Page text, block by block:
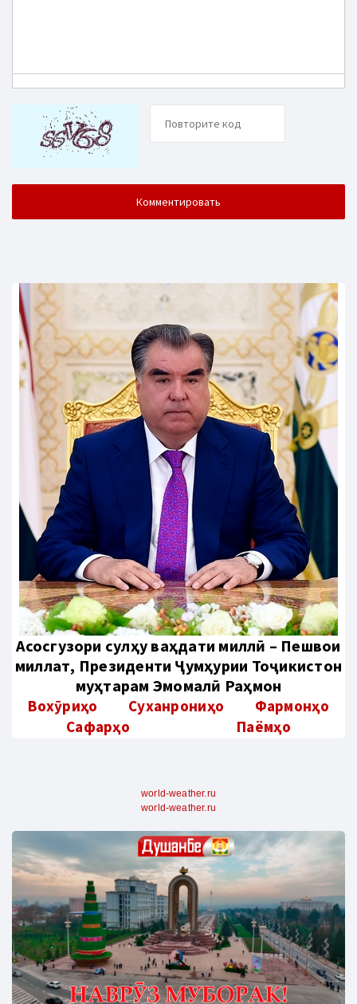
Aсосгузори сулҳу ваҳдати миллӣ – Пешвои
миллат, Президенти Ҷумҳурии Тоҷикистон
муҳтарам Эмомалӣ Раҳмон
Вохӯриҳо Суханрониҳо
Фармонҳо
Сафарҳо
Паёмҳо
world-weather.ru
world-weather.ru